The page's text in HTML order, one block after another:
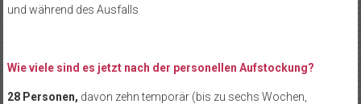
und während des Ausfalls
Wie viele sind es jetzt nach der personellen Aufstockung?
28 Personen, davon zehn temporär (bis zu sechs Wochen,